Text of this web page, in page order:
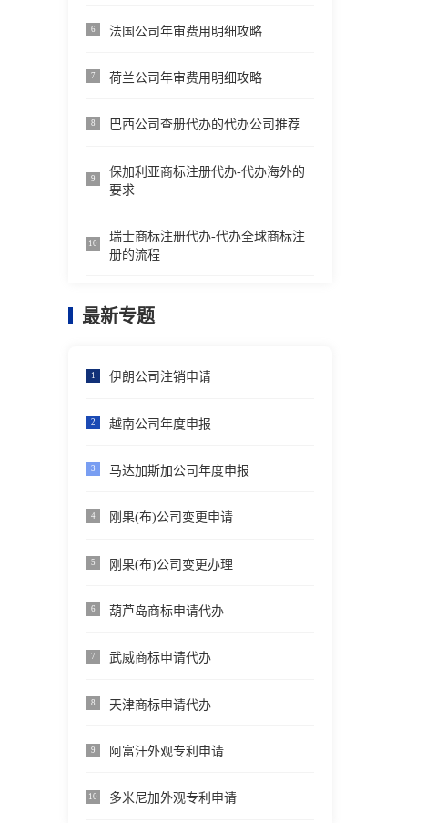
6 法国公司年审费用明细攻略
7 荷兰公司年审费用明细攻略
8 巴西公司查册代办的代办公司推荐
9
保加利亚商标注册代办-代办海外的
要求
10
瑞士商标注册代办-代办全球商标注
册的流程
最新专题
1 伊朗公司注销申请
2 越南公司年度申报
3 马达加斯加公司年度申报
4 刚果(布)公司变更申请
5 刚果(布)公司变更办理
6 葫芦岛商标申请代办
7 武威商标申请代办
8 天津商标申请代办
9 阿富汗外观专利申请
10 多米尼加外观专利申请